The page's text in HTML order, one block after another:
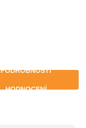
PODROBNOSTI
HODNOCENÍ